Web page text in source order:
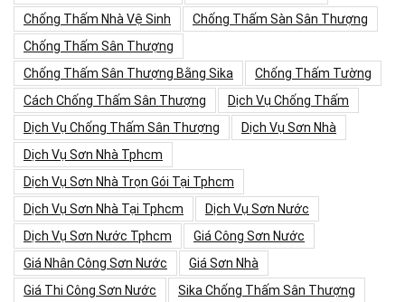
Chống Thấm Nhà Vệ Sinh
Chống Thấm Sàn Sân Thượng
Chống Thấm Sân Thượng
Chống Thấm Sân Thượng Bằng Sika
Chống Thấm Tường
Cách Chống Thấm Sân Thượng
Dịch Vụ Chống Thấm
Dịch Vụ Chống Thấm Sân Thượng
Dịch Vụ Sơn Nhà
Dịch Vụ Sơn Nhà Tphcm
Dịch Vụ Sơn Nhà Trọn Gói Tại Tphcm
Dịch Vụ Sơn Nhà Tại Tphcm
Dịch Vụ Sơn Nước
Dịch Vụ Sơn Nước Tphcm
Giá Công Sơn Nước
Giá Nhân Công Sơn Nước
Giá Sơn Nhà
Giá Thi Công Sơn Nước
Sika Chống Thấm Sân Thượng